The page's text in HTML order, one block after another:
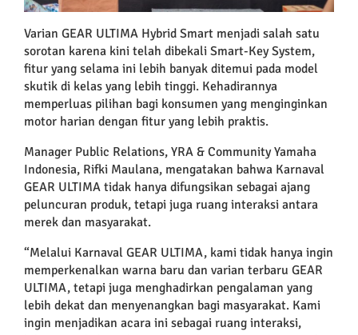
Varian GEAR ULTIMA Hybrid Smart menjadi salah satu
sorotan karena kini telah dibekali Smart-Key System,
fitur yang selama ini lebih banyak ditemui pada model
skutik di kelas yang lebih tinggi. Kehadirannya
memperluas pilihan bagi konsumen yang menginginkan
motor harian dengan fitur yang lebih praktis.
Manager Public Relations, YRA & Community Yamaha
Indonesia, Rifki Maulana, mengatakan bahwa Karnaval
GEAR ULTIMA tidak hanya difungsikan sebagai ajang
peluncuran produk, tetapi juga ruang interaksi antara
merek dan masyarakat.
“Melalui Karnaval GEAR ULTIMA, kami tidak hanya ingin
memperkenalkan warna baru dan varian terbaru GEAR
ULTIMA, tetapi juga menghadirkan pengalaman yang
lebih dekat dan menyenangkan bagi masyarakat. Kami
ingin menjadikan acara ini sebagai ruang interaksi,